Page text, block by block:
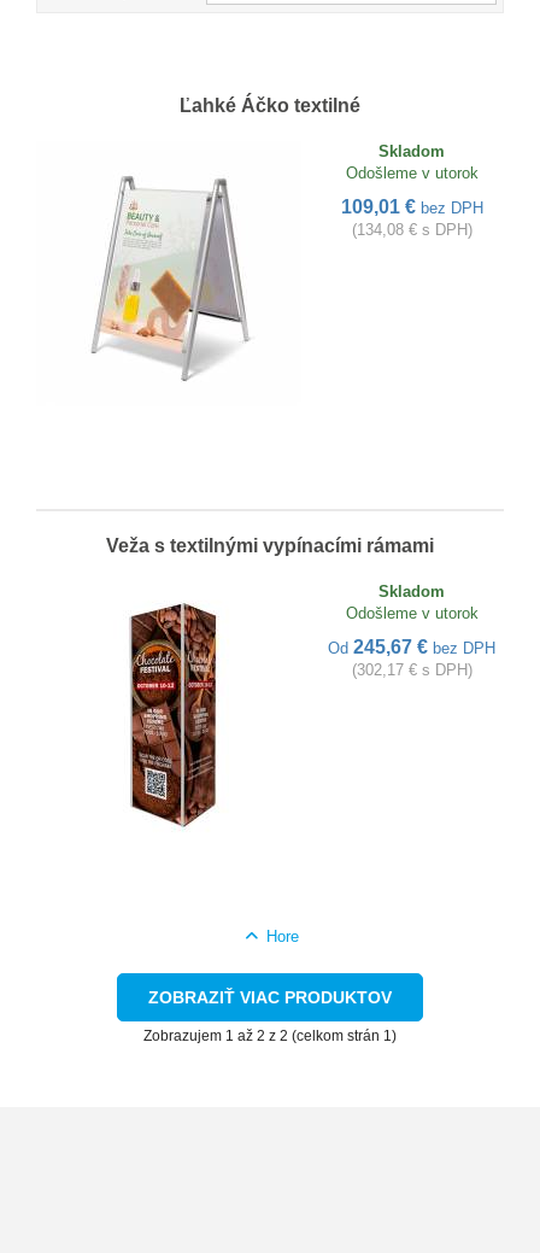
Ľahké Áčko textilné
Skladom
Odošleme v utorok
109,01 € bez DPH
(134,08 € s DPH)
Veža s textilnými vypínacími rámami
Skladom
Odošleme v utorok
Od 245,67 € bez DPH
(302,17 € s DPH)
Hore
ZOBRAZIŤ VIAC PRODUKTOV
Zobrazujem 1 až 2 z 2 (celkom strán 1)